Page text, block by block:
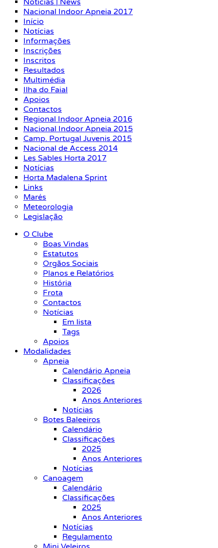
Notícias | News
Nacional Indoor Apneia 2017
Início
Notícias
Informações
Inscrições
Inscritos
Resultados
Multimédia
Ilha do Faial
Apoios
Contactos
Regional Indoor Apneia 2016
Nacional Indoor Apneia 2015
Camp. Portugal Juvenis 2015
Nacional de Access 2014
Les Sables Horta 2017
Notícias
Horta Madalena Sprint
Links
Marés
Meteorologia
Legislação
O Clube
Boas Vindas
Estatutos
Orgãos Sociais
Planos e Relatórios
História
Frota
Contactos
Notícias
Em lista
Tags
Apoios
Modalidades
Apneia
Calendário Apneia
Classificações
2026
Anos Anteriores
Notícias
Botes Baleeiros
Calendário
Classificações
2025
Anos Anteriores
Notícias
Canoagem
Calendário
Classificações
2025
Anos Anteriores
Notícias
Regulamento